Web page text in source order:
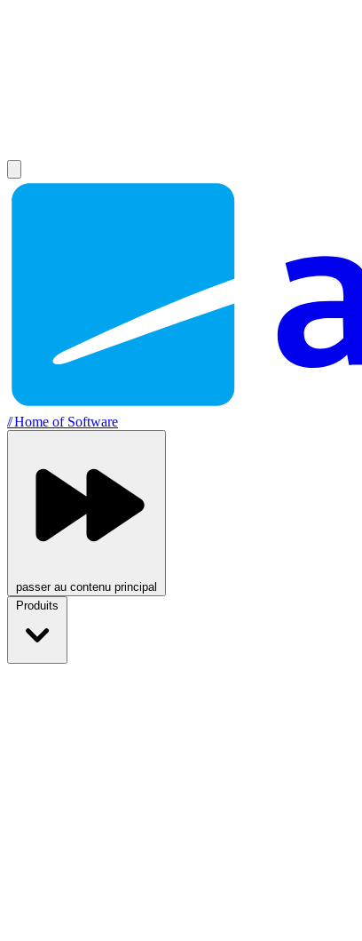
//Home of Software
passer au contenu principal
Produits